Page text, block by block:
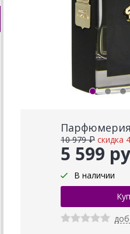
Парфюмерия
5 599
10 979 ₽ скидка
В наличии